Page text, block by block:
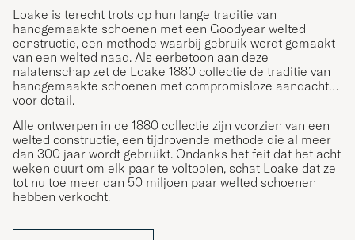
Loake is terecht trots op hun lange traditie van
handgemaakte schoenen met een Goodyear welted
constructie, een methode waarbij gebruik wordt gemaakt
van een welted naad. Als eerbetoon aan deze
nalatenschap zet de Loake 1880 collectie de traditie van
handgemaakte schoenen met compromisloze aandacht
voor detail.
Alle ontwerpen in de 1880 collectie zijn voorzien van een
welted constructie, een tijdrovende methode die al meer
dan 300 jaar wordt gebruikt. Ondanks het feit dat het acht
weken duurt om elk paar te voltooien, schat Loake dat ze
tot nu toe meer dan 50 miljoen paar welted schoenen
hebben verkocht.